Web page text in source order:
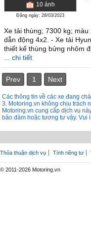
10ảnh
Đăng ngày: 28/03/2023
Xe tải thùng; 7300 kg;
dẫn động 4x2. - Xe tải
thiết kế thùng bửng nhôm
chi tiết
Prev 1 Next
Các thông tin về các xe đang
3. Motoring.vn không chịu trách
Motoring.vn cung cấp dịch vụ
bảo đảm hoặc tương tư vậy. Vui
Thỏa thuận dịch vụ Tính riêng tư
© 2011-2026 Motoring.vn